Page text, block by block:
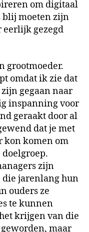
om digitaal
blij moeten zijn
eerlijk gezegd
grootmoeder.
omdat ik zie dat
gegaan naar
inspanning voor
geraakt door al
dat je met
kon komen om
zijn
jarenlang hun
ouders ze
te kunnen
krijgen van die
maar